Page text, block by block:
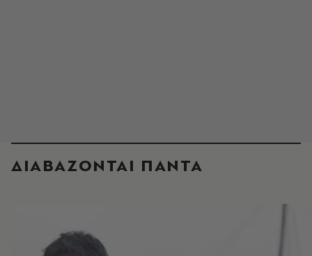
ΔΙΑΒΑΖΟΝΤΑΙ ΠΑΝΤΑ